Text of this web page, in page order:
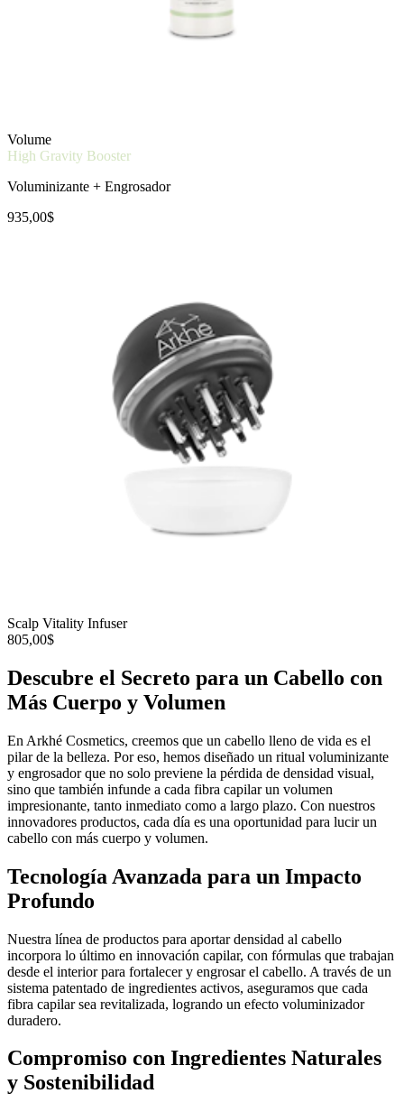
Volume
High Gravity Booster
Voluminizante + Engrosador
935,00$
Scalp Vitality Infuser
805,00$
Descubre el Secreto para un Cabello con
Más Cuerpo y Volumen
En Arkhé Cosmetics, creemos que un cabello lleno de vida es el
pilar de la belleza. Por eso, hemos diseñado un ritual voluminizante
y engrosador que no solo previene la pérdida de densidad visual,
sino que también infunde a cada fibra capilar un volumen
impresionante, tanto inmediato como a largo plazo. Con nuestros
innovadores productos, cada día es una oportunidad para lucir un
cabello con más cuerpo y volumen.
Tecnología Avanzada para un Impacto
Profundo
Nuestra línea de productos para aportar densidad al cabello
incorpora lo último en innovación capilar, con fórmulas que trabajan
desde el interior para fortalecer y engrosar el cabello. A través de un
sistema patentado de ingredientes activos, aseguramos que cada
fibra capilar sea revitalizada, logrando un efecto voluminizador
duradero.
Compromiso con Ingredientes Naturales
y Sostenibilidad